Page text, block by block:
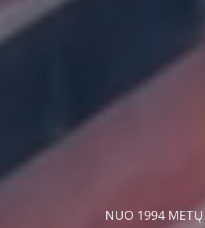
NUO 1994 METŲ